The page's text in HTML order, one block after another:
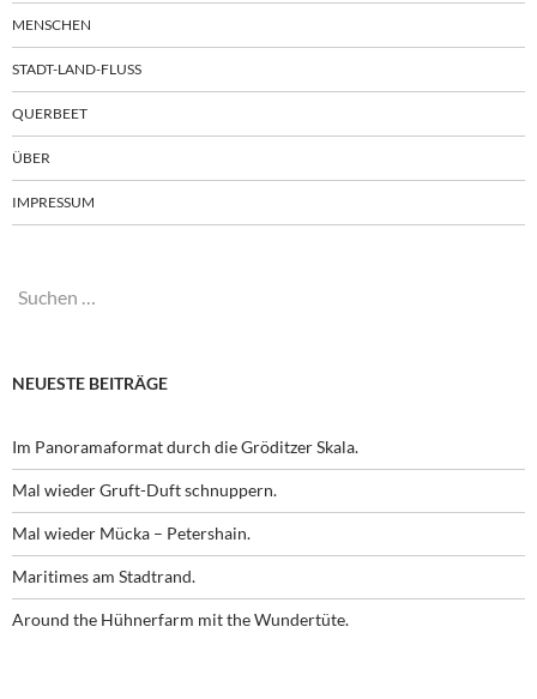
MENSCHEN
STADT-LAND-FLUSS
QUERBEET
ÜBER
IMPRESSUM
Suchen
NEUESTE BEITRÄGE
Im Panoramaformat durch die Gröditzer Skala.
Mal wieder Gruft-Duft schnuppern.
Mal wieder Mücka – Petershain.
Maritimes am Stadtrand.
Around the Hühnerfarm mit the Wundertüte.